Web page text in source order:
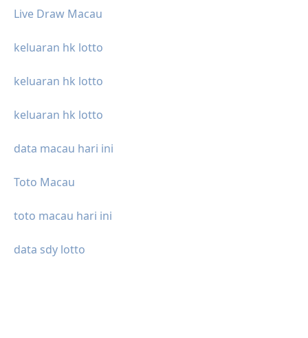
Live Draw Macau
keluaran hk lotto
keluaran hk lotto
keluaran hk lotto
data macau hari ini
Toto Macau
toto macau hari ini
data sdy lotto